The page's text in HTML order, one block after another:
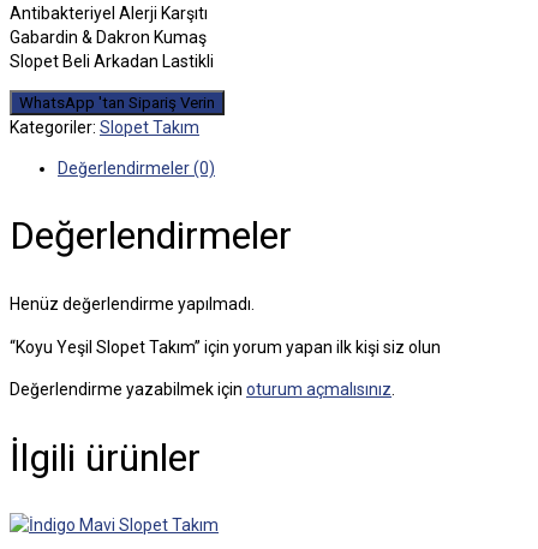
Antibakteriyel Alerji Karşıtı
Gabardin & Dakron Kumaş
Slopet Beli Arkadan Lastikli
WhatsApp 'tan Sipariş Verin
Kategoriler: Slopet Takım
Değerlendirmeler (0)
Değerlendirmeler
Henüz değerlendirme yapılmadı.
“Koyu Yeşil Slopet Takım” için yorum yapan ilk kişi siz olun
Değerlendirme yazabilmek için oturum açmalısınız
İlgili ürünler